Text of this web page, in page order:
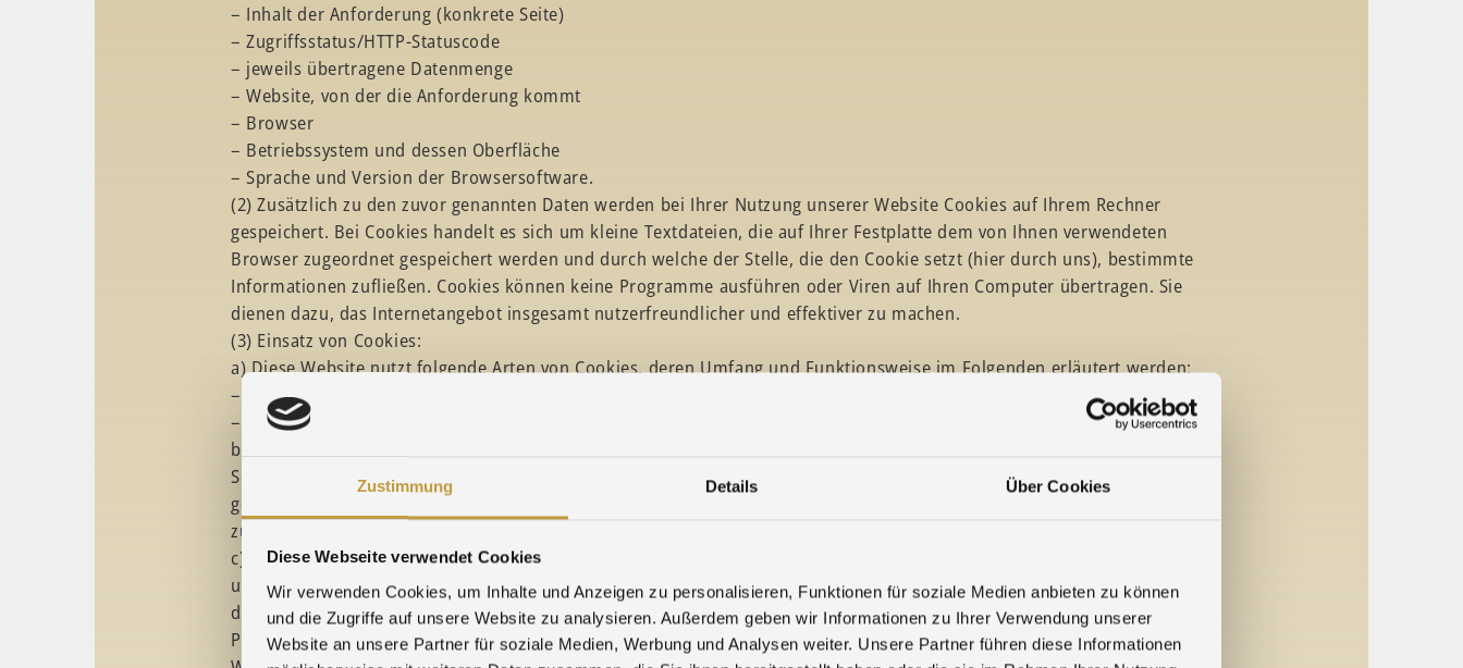
Zustimmung Details Über Cookies
Diese Webseite verwendet Cookies
Wir verwenden Cookies, um Inhalte und Anzeigen zu personalisieren, Funktionen für soziale Medien anbieten zu können
und die Zugriffe auf unsere Website zu analysieren. Außerdem geben wir Informationen zu Ihrer Verwendung unserer
Website an unsere Partner für soziale Medien, Werbung und Analysen weiter. Unsere Partner führen diese Informationen
– Inhalt der Anforderung (konkrete Seite)
– Zugriffsstatus/HTTP-Statuscode
– jeweils übertragene Datenmenge
– Website, von der die Anforderung kommt
– Browser
– Betriebssystem und dessen Oberfläche
– Sprache und Version der Browsersoftware.
(2) Zusätzlich zu den zuvor genannten Daten werden bei Ihrer Nutzung unserer Website Cookies auf Ihrem Rechner
gespeichert. Bei Cookies handelt es sich um kleine Textdateien, die auf Ihrer Festplatte dem von Ihnen verwendeten
Browser zugeordnet gespeichert werden und durch welche der Stelle, die den Cookie setzt (hier durch uns), bestimmte
Informationen zufließen. Cookies können keine Programme ausführen oder Viren auf Ihren Computer übertragen. Sie
dienen dazu, das Internetangebot insgesamt nutzerfreundlicher und effektiver zu machen.
(3) Einsatz von Cookies:
a) Diese Website nutzt folgende Arten von Cookies, deren Umfang und Funktionsweise im Folgenden erläutert werden:
– Transiente Cookies (dazu b)
– Persistente Cookies (dazu c).
b) Transiente Cookies werden automatisiert gelöscht, wenn Sie den Browser schließen. Dazu zählen insbesondere die
Session-Cookies. Diese speichern eine sogenannte Session-ID, mit welcher sich verschiedene Anfragen Ihres Browsers der
gemeinsamen Sitzung zuordnen lassen. Dadurch kann Ihr Rechner wiedererkannt werden, wenn Sie auf unsere Website
zurückkehren. Die Session-Cookies werden gelöscht, wenn Sie sich ausloggen oder den Browser schließen.
c) Persistente Cookies werden automatisiert nach einer vorgegebenen Dauer gelöscht, die sich je nach Cookie
unterscheiden kann. Sie können die Cookies in den Sicherheitseinstellungen Ihres Browsers jederzeit löschen.
d) Sie können Ihre Browser-Einstellung entsprechend Ihren Wünschen konfigurieren und z. B. die Annahme von Third-
Party-Cookies oder allen Cookies ablehnen. Wir weisen Sie darauf hin, dass Sie eventuell nicht alle Funktionen dieser